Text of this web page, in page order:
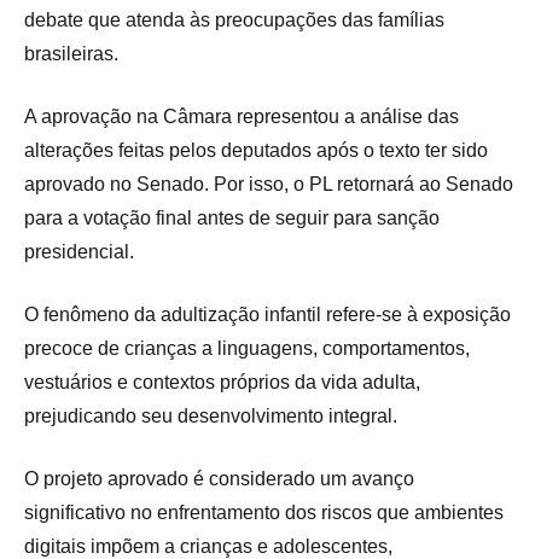
debate que atenda às preocupações das famílias
brasileiras.
A aprovação na Câmara representou a análise das
alterações feitas pelos deputados após o texto ter sido
aprovado no Senado. Por isso, o PL retornará ao Senado
para a votação final antes de seguir para sanção
presidencial .
O fenômeno da adultização infantil refere-se à exposição
precoce de crianças a linguagens, comportamentos,
vestuários e contextos próprios da vida adulta,
prejudicando seu desenvolvimento integral .
O projeto aprovado é considerado um avanço
significativo no enfrentamento dos riscos que ambientes
digitais impõem a crianças e adolescentes,